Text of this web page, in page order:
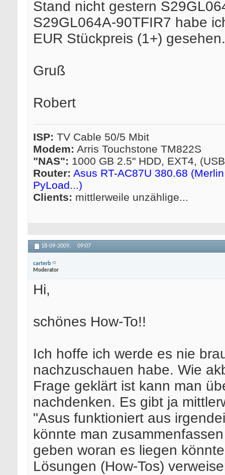
Stand nicht gestern
S29GL064A-90TFIR7 habe
EUR Stückpreis (1+) gesehen.
Gruß
Robert
ISP: TV Cable 50/5 Mbit
Modem: Arris Touchstone TM822S
"NAS": 1000 GB 2.5" HDD, EXT4,
Router: Asus RT-AC87U 380.68
PyLoad...)
Clients: mittlerweile unzählige...
18-09-2009, 09:07
carterb
Moderator
Hi,
schönes How-To!!
Ich hoffe ich werde es nie
nachzuschauen habe. Wie
Frage geklärt ist kann man
nachdenken. Es gibt ja
"Asus funktioniert aus
könnte man
geben woran es liegen
Lösungen (How-Tos)